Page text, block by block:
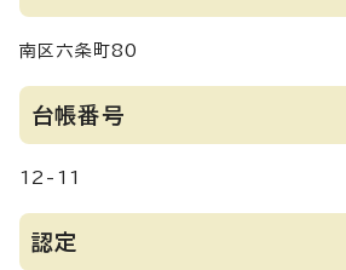
南区六条町80
台帳番号
12-11
認定